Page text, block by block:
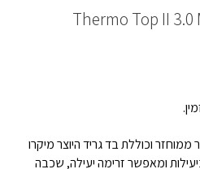
Thermo Top II 3.0
95% פוליאסטר ממוחזר וכוללת בד גריד היוצר מיקרו
ומאפשר זרימה יעילה, שכבה